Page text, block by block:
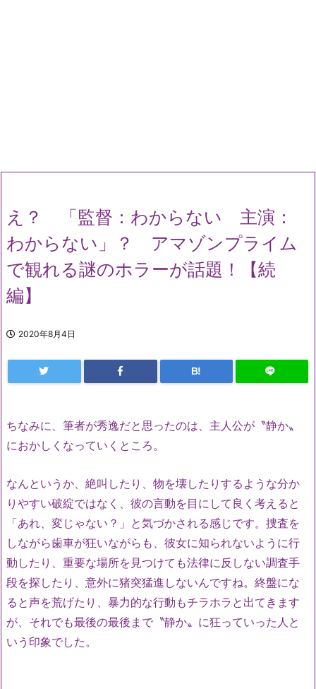
え？ 「監督：わからない 主演：
わからない」？ アマゾンプライム
で観れる謎のホラーが話題！【続
編】
2020年8月4日
B!
ちなみに、筆者が秀逸だと思ったのは、主人公が〝静か〟
におかしくなっていくところ。
なんというか、絶叫したり、物を壊したりするような分か
りやすい破綻ではなく、彼の言動を目にして良く考えると
「あれ、変じゃない？」と気づかされる感じです。捜査を
しながら歯車が狂いながらも、彼女に知られないように行
動したり、重要な場所を見つけても法律に反しない調査手
段を探したり、意外に猪突猛進しないんですね。終盤にな
ると声を荒げたり、暴力的な行動もチラホラと出てきます
が、それでも最後の最後まで〝静か〟に狂っていった人と
いう印象でした。